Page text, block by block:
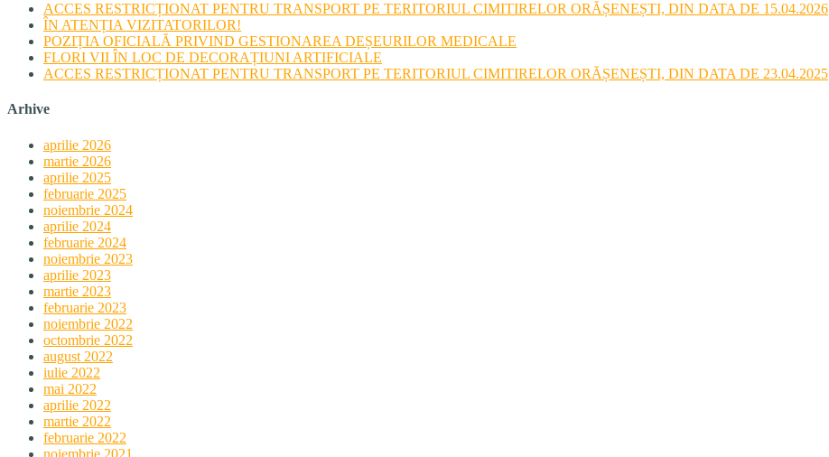
ACCES RESTRICȚIONAT PENTRU TRANSPORT PE TERITORIUL CIMITIRELOR ORĂȘENEȘTI, DIN DATA DE 15.04.2026
ÎN ATENȚIA VIZITATORILOR!
POZIȚIA OFICIALĂ PRIVIND GESTIONAREA DEȘEURILOR MEDICALE
FLORI VII ÎN LOC DE DECORAȚIUNI ARTIFICIALE
ACCES RESTRICȚIONAT PENTRU TRANSPORT PE TERITORIUL CIMITIRELOR ORĂȘENEȘTI, DIN DATA DE 23.04.2025
Arhive
aprilie 2026
martie 2026
aprilie 2025
februarie 2025
noiembrie 2024
aprilie 2024
februarie 2024
noiembrie 2023
aprilie 2023
martie 2023
februarie 2023
noiembrie 2022
octombrie 2022
august 2022
iulie 2022
mai 2022
aprilie 2022
martie 2022
februarie 2022
noiembrie 2021